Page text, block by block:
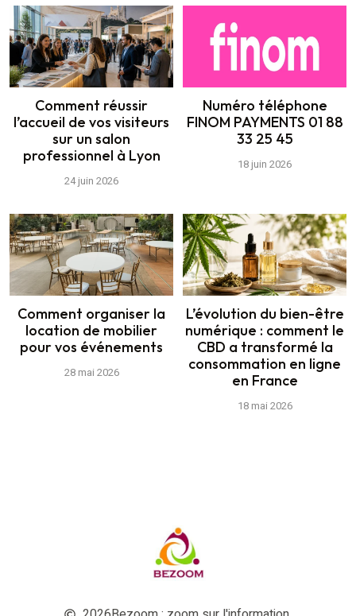
Comment réussir
l’accueil de vos visiteurs
sur un salon
professionnel à Lyon
24 juin 2026
Numéro téléphone
FINOM PAYMENTS 01 88
33 25 45
18 juin 2026
Comment organiser la
location de mobilier
pour vos événements
28 mai 2026
L’évolution du bien-être
numérique : comment le
CBD a transformé la
consommation en ligne
en France
18 mai 2026